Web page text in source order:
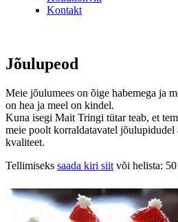
Kontakt
Jõulupeod
Meie jõulumees on õige habemega ja
on hea ja meel on kindel.
Kuna isegi Mait Tringi tütar teab, et
meie poolt korraldatavatel jõulupidudel
kvaliteet.
Tellimiseks saada kiri siit või helista: